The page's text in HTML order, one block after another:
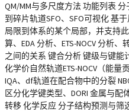
QM/MM与多尺度方法 功能列表
到碎片轨道SFO、SFO可视化 基
局限到体系的某个局部，并支持
算、EDA 分析、ETS-NOCV 分析
之间的关系 键合分析 键级与键能
化学价自然轨道ETS-NOCV（能
IQA、df轨道在配合物中的分裂
区分化学键类型、DORI 金属与
转移 化学反应 分子结构预测与